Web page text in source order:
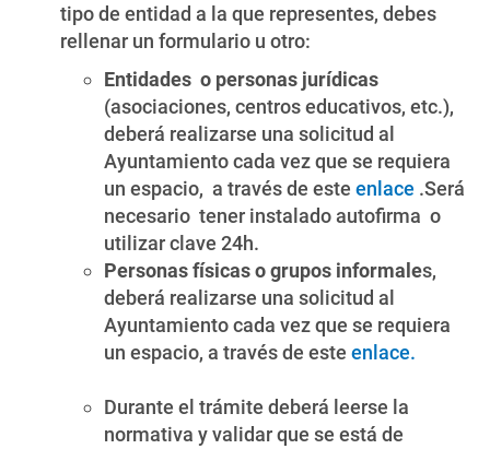
tipo de entidad a la que representes, debes
rellenar un formulario u otro:
Entidades o personas jurídicas
(asociaciones, centros educativos, etc.),
deberá realizarse una solicitud al
Ayuntamiento cada vez que se requiera
un espacio, a través de este enlace .Será
necesario tener instalado autofirma o
utilizar clave 24h.
Personas físicas o grupos informales,
deberá realizarse una solicitud al
Ayuntamiento cada vez que se requiera
un espacio, a través de este enlace.
Durante el trámite deberá leerse la
normativa y validar que se está de